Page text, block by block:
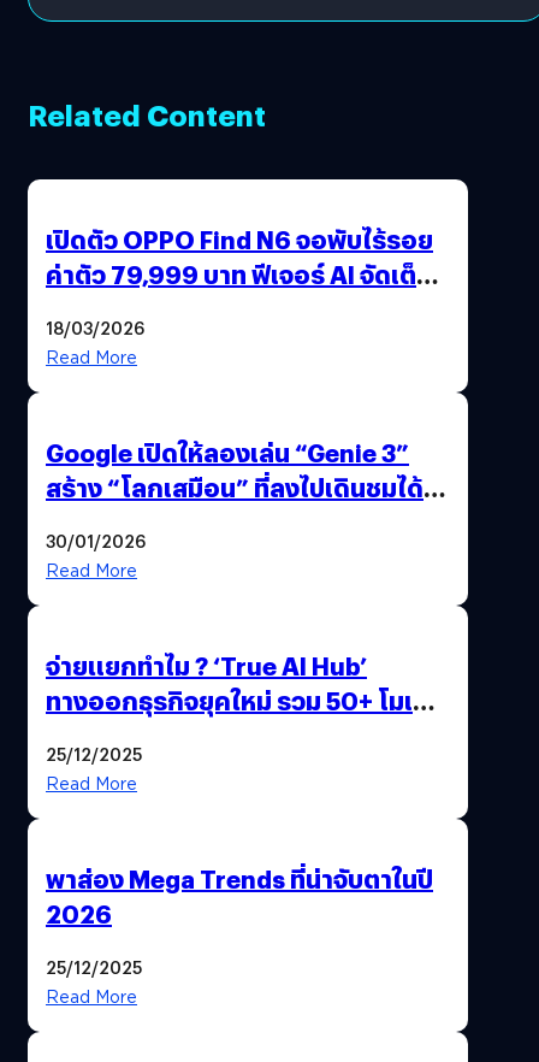
Related Content
เปิดตัว OPPO Find N6 จอพับไร้รอย
ค่าตัว 79,999 บาท ฟีเจอร์ AI จัดเต็ม
18/03/2026
Read More
Google เปิดให้ลองเล่น “Genie 3”
สร้าง “โลกเสมือน” ที่ลงไปเดินชมได้
30/01/2026
Read More
จ่ายแยกทำไม ? ‘True AI Hub’
ทางออกธุรกิจยุคใหม่ รวม 50+ โมเดล
25/12/2025
Read More
พาส่อง Mega Trends ที่น่าจับตาในปี
2026
25/12/2025
Read More